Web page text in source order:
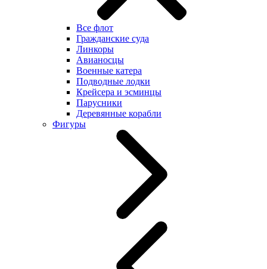
Все флот
Гражданские суда
Линкоры
Авианосцы
Военные катера
Подводные лодки
Крейсера и эсминцы
Парусники
Деревянные корабли
Фигуры